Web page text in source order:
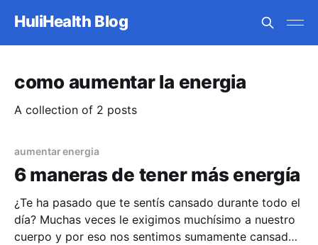
HuliHealth Blog
como aumentar la energia
A collection of 2 posts
aumentar energia
6 maneras de tener más energía
¿Te ha pasado que te sentís cansado durante todo el
día? Muchas veces le exigimos muchísimo a nuestro
cuerpo y por eso nos sentimos sumamente cansados